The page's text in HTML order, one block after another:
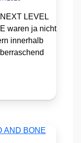
LEVEL
waren ja nicht
innerhalb